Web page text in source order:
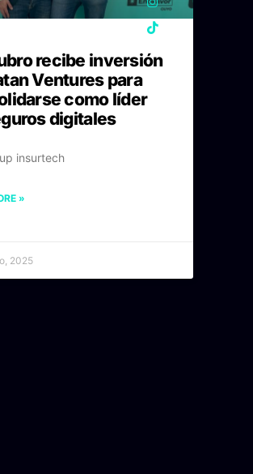
recibe inversión
Ventures para
como líder
digitales
insurtech
»
2025